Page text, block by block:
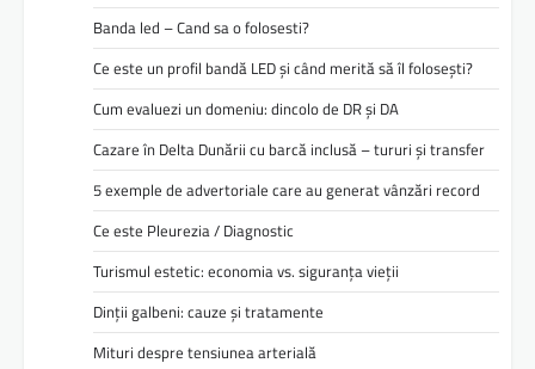
Banda led – Cand sa o folosesti?
Ce este un profil bandă LED și când merită să îl folosești?
Cum evaluezi un domeniu: dincolo de DR și DA
Cazare în Delta Dunării cu barcă inclusă – tururi și transfer
5 exemple de advertoriale care au generat vânzări record
Ce este Pleurezia / Diagnostic
Turismul estetic: economia vs. siguranța vieții
Dinții galbeni: cauze și tratamente
Mituri despre tensiunea arterială